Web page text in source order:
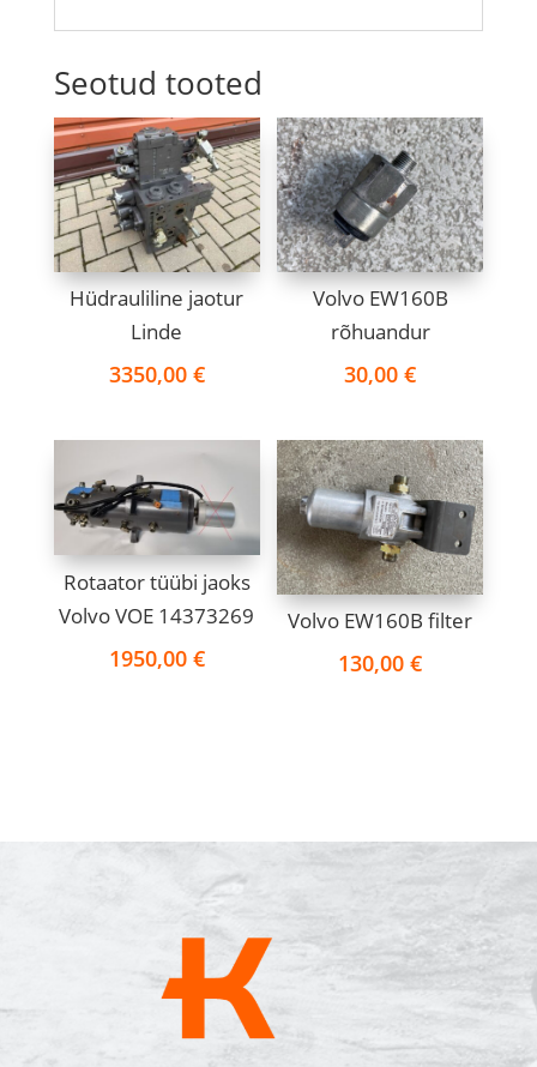
Seotud tooted
Hüdrauliline jaotur
Linde
3350,00 €
Volvo EW160B
rõhuandur
30,00€
Rotaator tüübi jaoks
Volvo VOE 14373269
1950,00 €
Volvo EW160B filter
130,00€